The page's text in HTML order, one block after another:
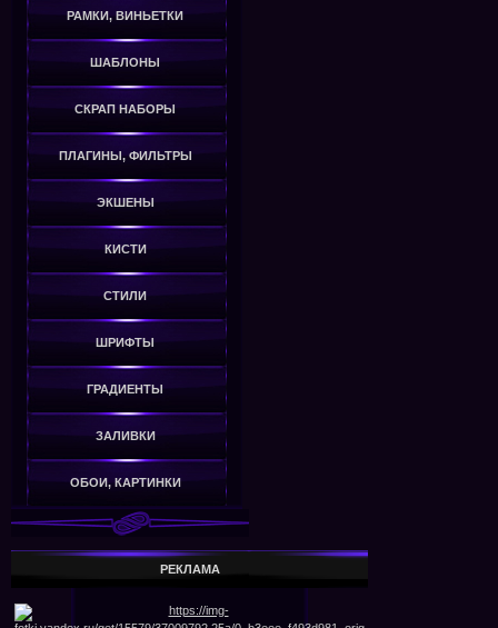
РАМКИ, ВИНЬЕТКИ
ШАБЛОНЫ
СКРАП НАБОРЫ
ПЛАГИНЫ, ФИЛЬТРЫ
ЭКШЕНЫ
КИСТИ
СТИЛИ
ШРИФТЫ
ГРАДИЕНТЫ
ЗАЛИВКИ
ОБОИ, КАРТИНКИ
РЕКЛАМА